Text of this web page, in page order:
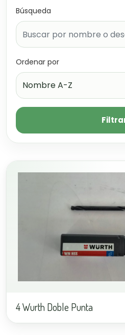
Búsqueda
Ordenar por
4 Wurth Doble Punta